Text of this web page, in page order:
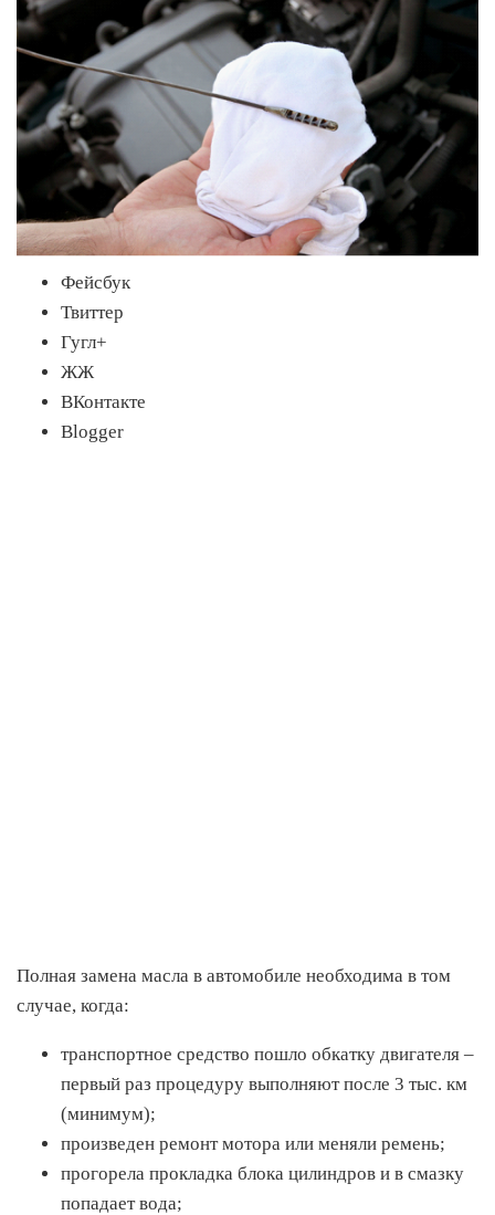
Фейсбук
Твиттер
Гугл+
ЖЖ
ВКонтакте
Blogger
Полная замена масла в автомобиле необходима в том
случае, когда:
транспортное средство пошло обкатку двигателя –
первый раз процедуру выполняют после 3 тыс. км
(минимум);
произведен ремонт мотора или меняли ремень;
прогорела прокладка блока цилиндров и в смазку
попадает вода;